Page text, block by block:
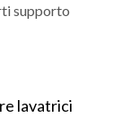
supporto
lavatrici